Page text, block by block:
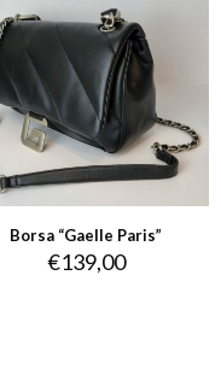
Borsa “Gaelle Paris”
€139,00